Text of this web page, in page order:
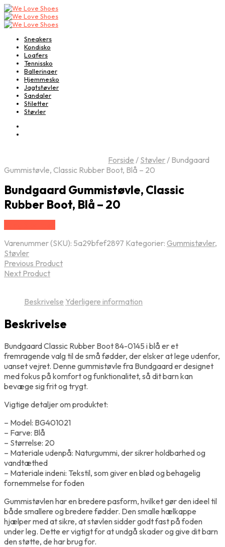
Sneakers
Kondisko
Loafers
Tennissko
Ballerinaer
Hjemmesko
Jagtstøvler
Sandaler
Stiletter
Støvler
Forside / Støvler/ Bundgaard
Gummistøvle, Classic Rubber Boot, Blå – 20
Bundgaard Gummistøvle, Classic
Rubber Boot, Blå – 20
Varenummer (SKU): 5a29bfef2897 Kategorier: Gummistøvler,
Støvler
Previous Product
Next Product
Beskrivelse Yderligere information
Beskrivelse
Bundgaard Classic Rubber Boot 84-0145 i blå er et
fremragende valg til de små fødder, der elsker at lege udenfor,
uanset vejret. Denne gummistøvle fra Bundgaard er designet
med fokus på komfort og funktionalitet, så dit barn kan
bevæge sig frit og trygt.
Vigtige detaljer om produktet:
– Model: BG401021
– Farve: Blå
– Størrelse: 20
– Materiale udenpå: Naturgummi, der sikrer holdbarhed og
vandtæthed
– Materiale indeni: Tekstil, som giver en blød og behagelig
fornemmelse for foden
Gummistøvlen har en bredere pasform, hvilket gør den ideel til
både smallere og bredere fødder. Den smalle hælkappe
hjælper med at sikre, at støvlen sidder godt fast på foden
under leg. Dette er vigtigt for at undgå skader og give dit barn
den støtte, de har brug for.